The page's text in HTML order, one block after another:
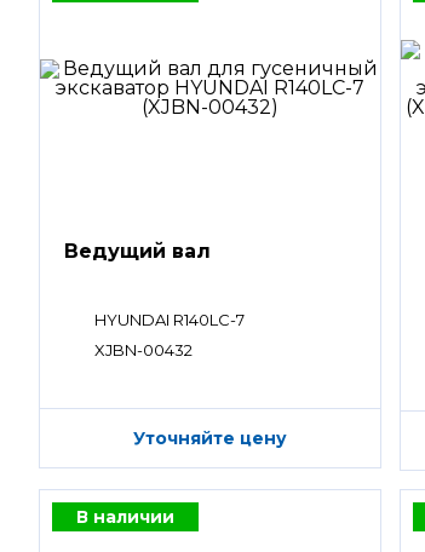
Ведущий вал
HYUNDAI R140LC-7
XJBN-00432
Уточняйте цену
В наличии